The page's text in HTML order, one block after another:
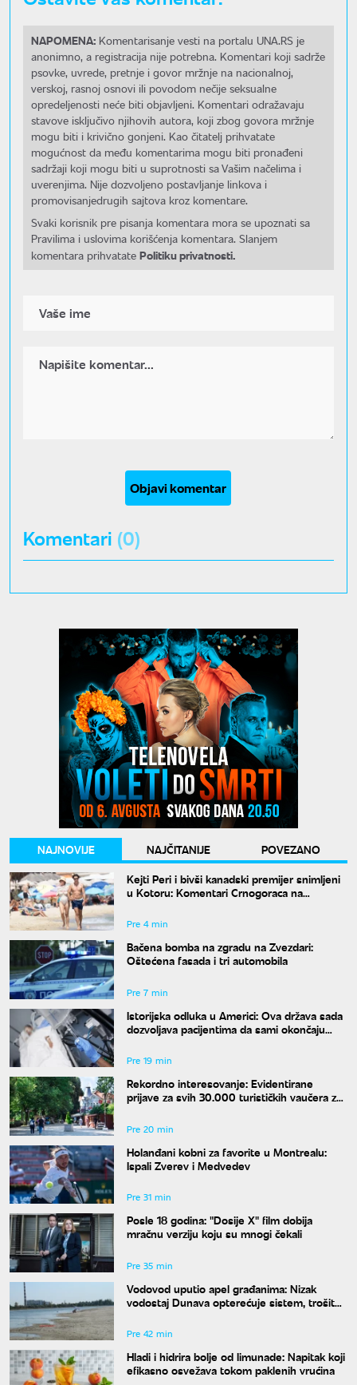
NAPOMENA: Komentarisanje vesti na portalu UNA.RS je
anonimno, a registracija nije potrebna. Komentari koji sadrže
psovke, uvrede, pretnje i govor mržnje na nacionalnoj,
verskoj, rasnoj osnovi ili povodom nečije seksualne
opredeljenosti neće biti objavljeni. Komentari odražavaju
stavove isključivo njihovih autora, koji zbog govora mržnje
mogu biti i krivično gonjeni. Kao čitatelj prihvatate
mogućnost da među komentarima mogu biti pronađeni
sadržaji koji mogu biti u suprotnosti sa Vašim načelima i
uverenjima. Nije dozvoljeno postavljanje linkova i
promovisanjedrugih sajtova kroz komentare.
Svaki korisnik pre pisanja komentara mora se upoznati sa
Pravilima i uslovima korišćenja komentara. Slanjem
komentara prihvatate Politiku privatnosti.
Objavi komentar
Komentari (0)
NAJNOVIJE NAJČITANIJE
POVEZANO
Kejti Peri i bivši kanadski premijer snimljeni
u Kotoru: Komentari Crnogoraca na
Pre 4 min
Bačena bomba na zgradu na Zvezdari:
Oštećena fasada i tri automobila
Pre 7 min
Istorijska odluka u Americi: Ova država sada
dozvoljava pacijentima da sami okončaju
Pre 19 min
Rekordno interesovanje: Evidentirane
prijave za svih 30.000 turističkih vaučera za
Pre 20 min
Holanđani kobni za favorite u Montrealu:
Ispali Zverev i Medvedev
Pre 31 min
Posle 18 godina: "Dosije X" film dobija
mračnu verziju koju su mnogi čekali
Pre 35 min
Vodovod uputio apel građanima: Nizak
vodostaj Dunava opterećuje sistem, trošite
Pre 42 min
Hladi i hidrira bolje od limunade: Napitak koji
efikasno osvežava tokom paklenih vrućina